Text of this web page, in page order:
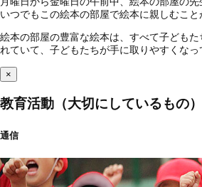
いつでもこの絵本の部屋で絵本に親しむこと
絵本の部屋の豊富な絵本は、すべて子ども
れていて、子どもたちが手に取りやすくなっ
×
教育活動（大切にしているもの）
通信